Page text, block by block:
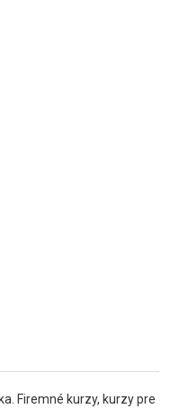
Firemné kurzy, kurzy pre